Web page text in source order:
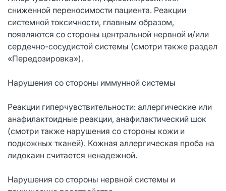
сниженной переносимости пациента. Реакции
системной токсичности, главным образом,
появляются со стороны центральной нервной и/или
сердечно-сосудистой системы (смотри также раздел
«Передозировка»).
Нарушения со стороны иммунной системы
Реакции гиперчувствительности: аллергические или
анафилактоидные реакции, анафилактический шок
(смотри также нарушения со стороны кожи и
подкожных тканей). Кожная аллергическая проба на
лидокаин считается ненадежной.
Нарушения со стороны нервной системы и